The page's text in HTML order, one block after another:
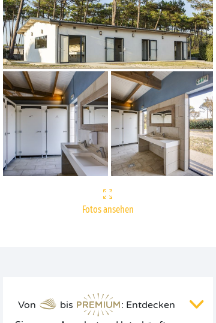
Fotos ansehen
Von bis
: Entdecken